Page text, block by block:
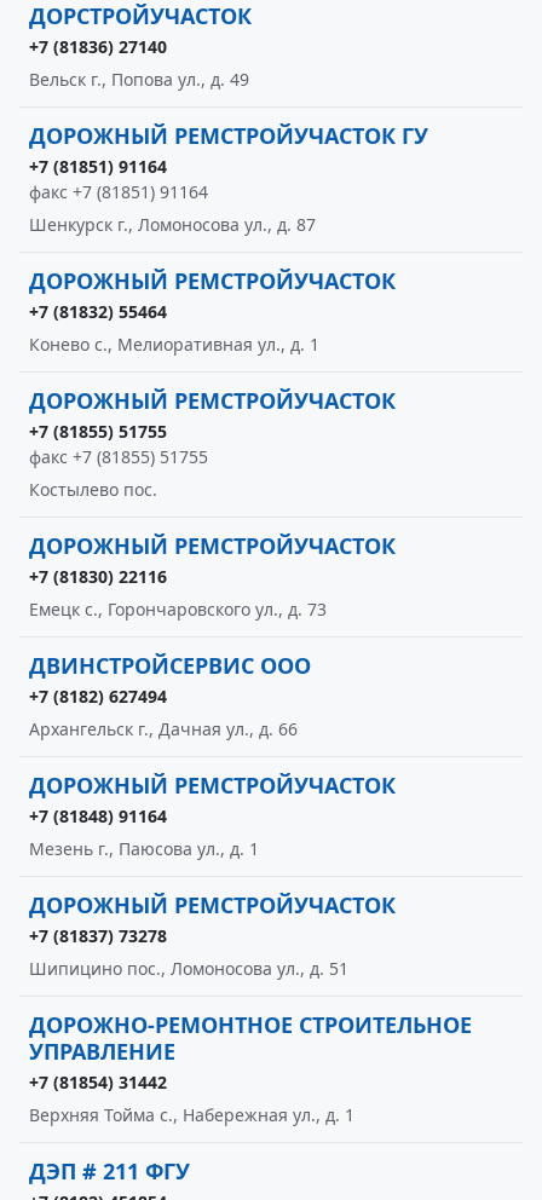
ДОРСТРОЙУЧАСТОК
+7 (81836) 27140
Вельск г., Попова ул., д. 49
ДОРОЖНЫЙ РЕМСТРОЙУЧАСТОК ГУ
+7 (81851) 91164
факс +7 (81851) 91164
Шенкурск г., Ломоносова ул., д. 87
ДОРОЖНЫЙ РЕМСТРОЙУЧАСТОК
+7 (81832) 55464
Конево с., Мелиоративная ул., д. 1
ДОРОЖНЫЙ РЕМСТРОЙУЧАСТОК
+7 (81855) 51755
факс +7 (81855) 51755
Костылево пос.
ДОРОЖНЫЙ РЕМСТРОЙУЧАСТОК
+7 (81830) 22116
Емецк с., Горончаровского ул., д. 73
ДВИНСТРОЙСЕРВИС ООО
+7 (8182) 627494
Архангельск г., Дачная ул., д. 66
ДОРОЖНЫЙ РЕМСТРОЙУЧАСТОК
+7 (81848) 91164
Мезень г., Паюсова ул., д. 1
ДОРОЖНЫЙ РЕМСТРОЙУЧАСТОК
+7 (81837) 73278
Шипицино пос., Ломоносова ул., д. 51
ДОРОЖНО-РЕМОНТНОЕ СТРОИТЕЛЬНОЕ
УПРАВЛЕНИЕ
+7 (81854) 31442
Верхняя Тойма с., Набережная ул., д. 1
ДЭП # 211 ФГУ